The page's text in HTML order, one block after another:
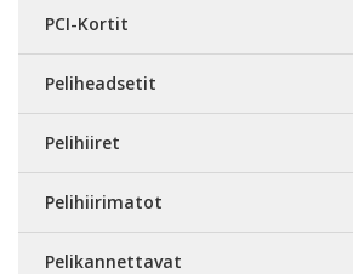
PCI-Kortit
Peliheadsetit
Pelihiiret
Pelihiirimatot
Pelikannettavat